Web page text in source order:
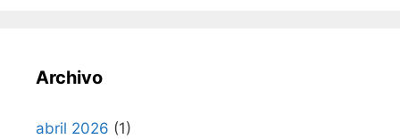
Archivo
abril 2026 (1)